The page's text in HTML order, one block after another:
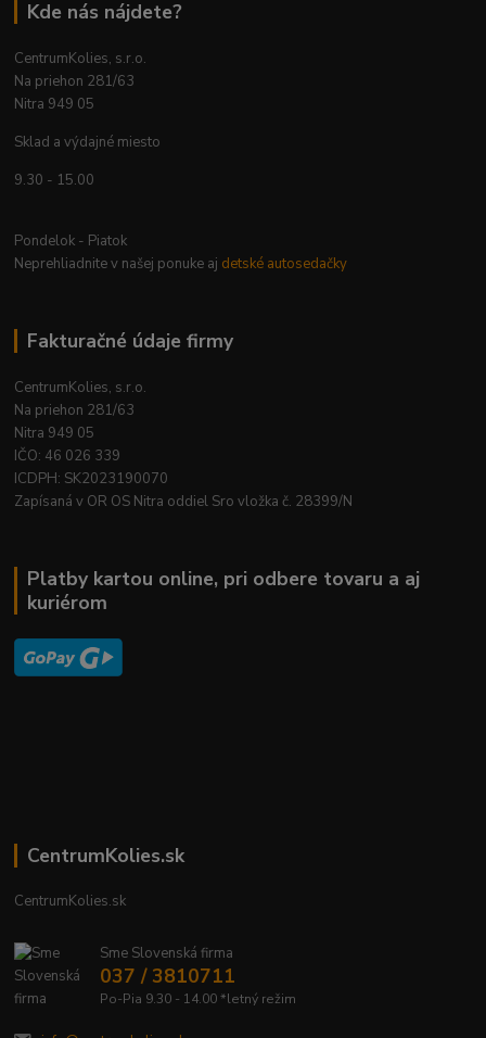
Kde nás nájdete?
CentrumKolies, s.r.o.
Na priehon 281/63
Nitra 949 05
Sklad a výdajné miesto
9.30 - 15.00
Pondelok - Piatok
Neprehliadnite v našej ponuke aj detské autosedačky
Fakturačné údaje firmy
CentrumKolies, s.r.o.
Na priehon 281/63
Nitra 949 05
IČO: 46 026 339
ICDPH: SK2023190070
Zapísaná v OR OS Nitra oddiel Sro vložka č. 28399/N
Platby kartou online, pri odbere tovaru a aj
kuriérom
CentrumKolies.sk
CentrumKolies.sk
Sme Slovenská firma
037 / 3810711
Po-Pia 9.30 - 14.00 *letný režim